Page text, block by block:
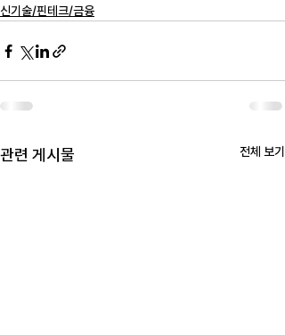
신기술/핀테크/금융
관련 게시물 전체 보기